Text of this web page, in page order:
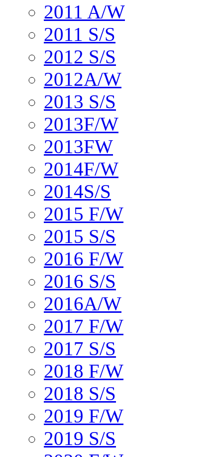
2011 A/W
2011 S/S
2012 S/S
2012A/W
2013 S/S
2013F/W
2013FW
2014F/W
2014S/S
2015 F/W
2015 S/S
2016 F/W
2016 S/S
2016A/W
2017 F/W
2017 S/S
2018 F/W
2018 S/S
2019 F/W
2019 S/S